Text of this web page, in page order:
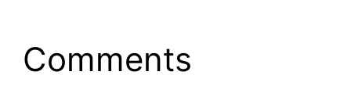
Comments